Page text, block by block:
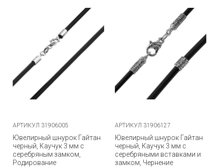
АРТИКУЛ 31906005
Ювелирный шнурок Гайтан
черный, Каучук 3 мм с
серебряным замком,
Родирование
АРТИКУЛ 31906127
Ювелирный шнурок Гайтан
черный, Каучук 3 мм с
серебряными вставками и
замком, Чернение